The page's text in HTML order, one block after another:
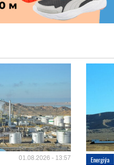
01.08.2026 - 13:57 Energiýa